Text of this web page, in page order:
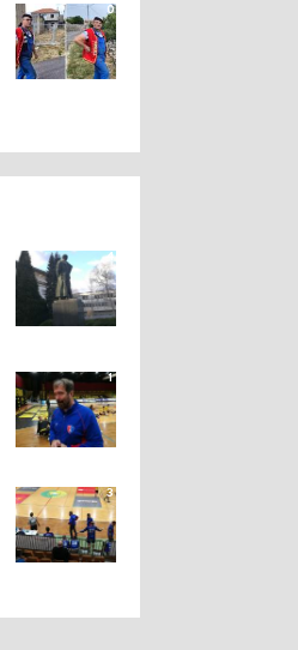
SAVA U GRADIŠCI BLIZU
ISTORIJSKOG MINIMUMA
(FOTO)
0
4
1
3